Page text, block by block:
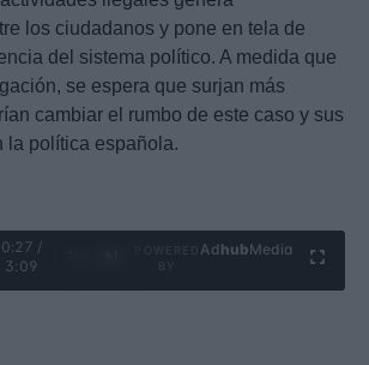
los ciudadanos y pone en tela de
del sistema político. A medida que
se espera que surjan más
cambiar el rumbo de este caso y sus
la política española.
0:28 /
3:09
Ad hubMedia